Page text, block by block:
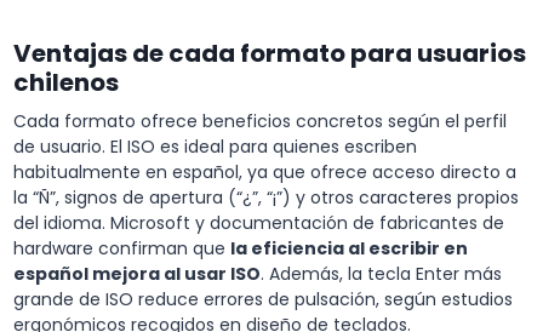
Ventajas de cada formato para usuarios
chilenos
Cada formato ofrece beneficios concretos según el perfil
de usuario. El ISO es ideal para quienes escriben
habitualmente en español, ya que ofrece acceso directo a
la “Ñ”, signos de apertura (“¿”, “¡”) y otros caracteres propios
del idioma. Microsoft y documentación de fabricantes de
hardware confirman que la eficiencia al escribir en
español mejora al usar ISO. Además, la tecla Enter más
grande de ISO reduce errores de pulsación, según estudios
ergonómicos recogidos en diseño de teclados.